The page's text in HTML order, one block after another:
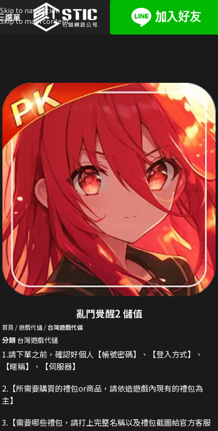
Skip to navigation
Skip to main content
選單
亂鬥覺醒2 儲值
首頁 遊戲代儲 台灣遊戲代儲
分類 台灣遊戲代儲
1.請下單之前，確認好個人【帳號密碼】、【登入方式】、
【暱稱】、【伺服器】
2. 【所需要購買的禮包or商品，請依造遊戲內現有的禮包為
主】
3. 【需要哪些禮包，請打上完整名稱以及禮包截圖給官方客服